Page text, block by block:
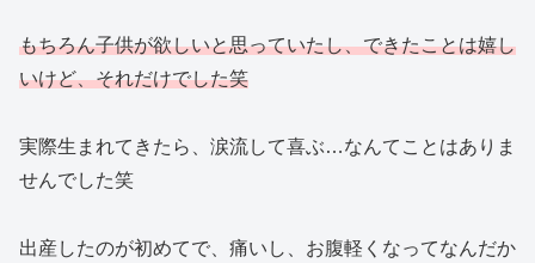
もちろん子供が欲しいと思っていたし、できたことは嬉し
いけど、それだけでした笑
実際生まれてきたら、涙流して喜ぶ…なんてことはありま
せんでした笑
出産したのが初めてで、痛いし、お腹軽くなってなんだか